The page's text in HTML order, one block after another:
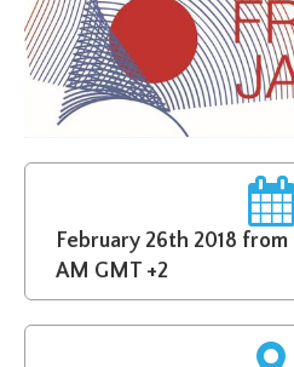
February 26th 2018
AM GMT +2